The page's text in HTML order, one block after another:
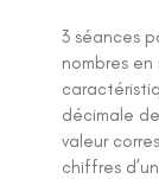
3 séances
nombres
décimale
valeur
chiffres